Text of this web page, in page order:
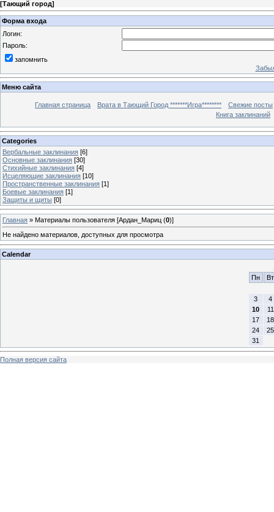
[Тающий город]
Форма входа
Логин:
Пароль:
запомнить
Меню сайта
Главная страница Врата в Тающий Город *******Игра********
Свежие посты
Книга заклинаний
Categories
Вербальные заклинания [6]
Основные заклинания [30]
Стихийные заклинания [4]
Исцеляющие заклинания [10]
Пространственные заклинания [1]
Боевые заклинания [1]
Защиты и щиты [0]
Главная » Материалы пользователя [Ардан_Мариц (0)]
Не найдено материалов, доступных для просмотра
Calendar
Пн
Вт
3
4
10
11
17
18
24
25
31
Полная версия сайта